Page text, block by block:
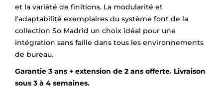
et la variété de finitions. La modularité et
l'adaptabilité exemplaires du système font de la
collection So Madrid un choix idéal pour une
intégration sans faille dans tous les environnements
de bureau.
Garantie 3 ans + extension de 2 ans offerte. Livraison
sous 3 à 4 semaines.